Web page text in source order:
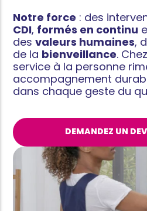
Notre force : des
CDI, formés en continu
desvaleurs humaines,
de la bienveillance.
service à la personne
accompagnement
dans chaque geste du
DEMANDEZ UN